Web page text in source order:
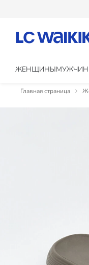
ЖЕНЩИНЫ
Главная страница